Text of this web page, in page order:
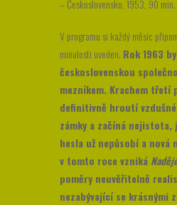
– Československo, 1953, 90 min.
V programu si každý měsíc
minulosti uveden. Rok 1963
československou
mezníkem. Krachem třetí
definitivně hroutí
zámky a začíná nejistota,
hesla už nepůsobí a nová
v tomto roce vzniká
poměry neuvěřitelně
nezabývající se krásnými